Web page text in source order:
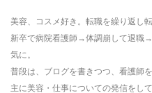
美容、コスメ好き。転職を繰り返し転
新卒で病院看護師→体調崩して退職
気に。
普段は、ブログを書きつつ、看護師を
主に美容・仕事についての発信をして